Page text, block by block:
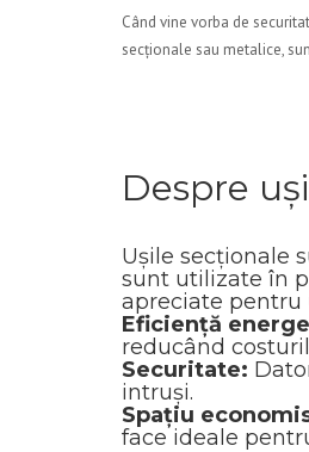
Când vine vorba de
secționale sau metalice,
Despre
Ușile secționale
sunt utilizate în
apreciate pentru
Eficiență
reducând
Securitate:
intruși.
Spațiu
face ideale